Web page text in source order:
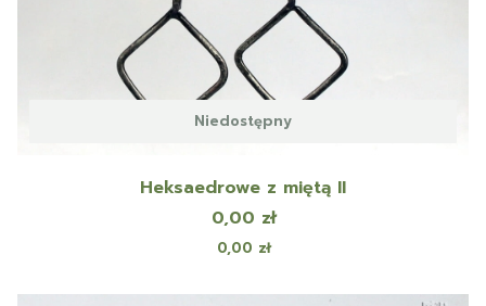
Niedostępny
Heksaedrowe z miętą II
Cena
0,00 zł
Cena
0,00 zł